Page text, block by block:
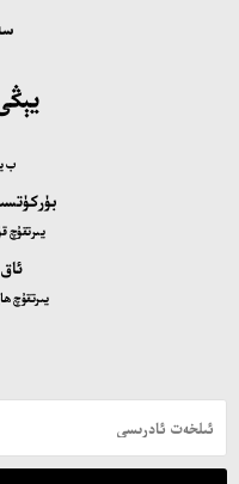
ب
يىرتقۇچ
يىرتقۇچ